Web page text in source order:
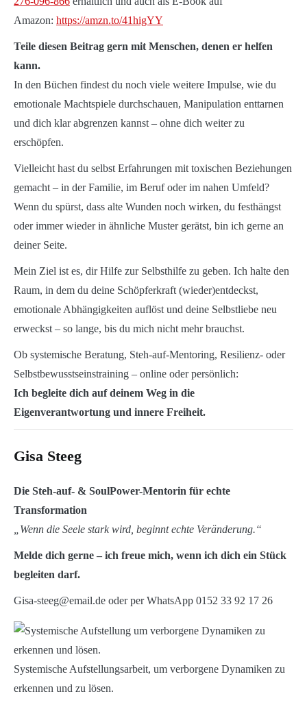
Amazon: https://amzn.to/41higYY
Teile diesen Beitrag gern mit Menschen, denen er helfen
kann.
In den Büchen findest du noch viele weitere Impulse, wie du
emotionale Machtspiele durchschauen, Manipulation enttarnen
und dich klar abgrenzen kannst – ohne dich weiter zu
erschöpfen.
Vielleicht hast du selbst Erfahrungen mit toxischen Beziehungen
gemacht – in der Familie, im Beruf oder im nahen Umfeld?
Wenn du spürst, dass alte Wunden noch wirken, du festhängst
oder immer wieder in ähnliche Muster gerätst, bin ich gerne an
deiner Seite.
Mein Ziel ist es, dir Hilfe zur Selbsthilfe zu geben. Ich halte den
Raum, in dem du deine Schöpferkraft (wieder)entdeckst,
emotionale Abhängigkeiten auflöst und deine Selbstliebe neu
erweckst – so lange, bis du mich nicht mehr brauchst.
Ob systemische Beratung, Steh-auf-Mentoring, Resilienz- oder
Selbstbewusstseinstraining – online oder persönlich:
Ich begleite dich auf deinem Weg in die
Eigenverantwortung und innere Freiheit.
Gisa Steeg
Die Steh-auf- & SoulPower-Mentorin für echte
Transformation
„Wenn die Seele stark wird, beginnt echte Veränderung.“
Melde dich gerne – ich freue mich, wenn ich dich ein Stück
begleiten darf.
Gisa-steeg@email.de oder per WhatsApp 0152 33 92 17 26
Systemische Aufstellungsarbeit, um verborgene Dynamiken zu
erkennen und zu lösen.